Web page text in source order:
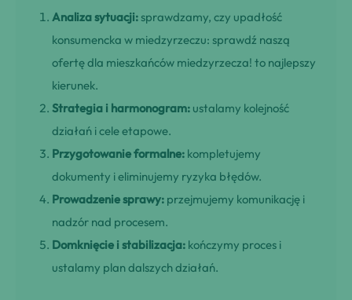
Analiza sytuacji: sprawdzamy, czy upadłość
konsumencka w miedzyrzeczu: sprawdź naszą
ofertę dla mieszkańców miedzyrzecza! to najlepszy
kierunek.
Strategia i harmonogram: ustalamy kolejność
działań i cele etapowe.
Przygotowanie formalne: kompletujemy
dokumenty i eliminujemy ryzyka błędów.
Prowadzenie sprawy: przejmujemy komunikację i
nadzór nad procesem.
Domknięcie i stabilizacja: kończymy proces i
ustalamy plan dalszych działań.